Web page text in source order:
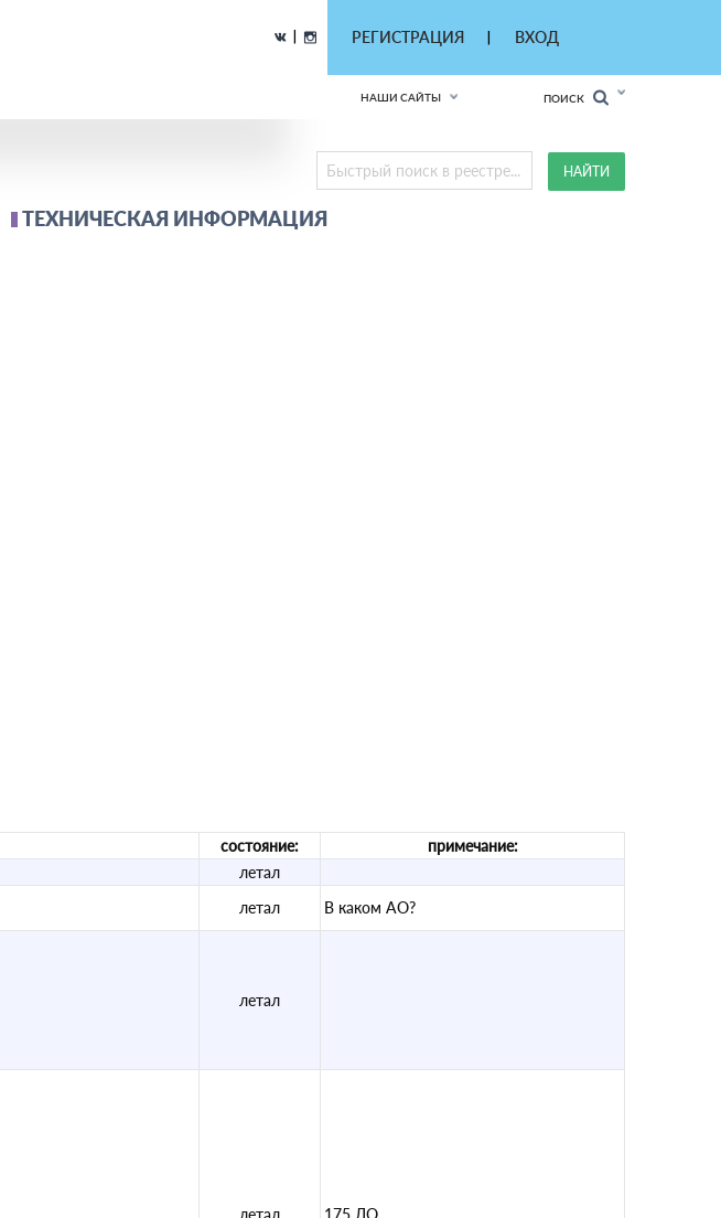
РЕГИСТРАЦИЯ ВХОД
НАШИ САЙТЫ ПОИСК
ТЕХНИЧЕСКАЯ ИНФОРМАЦИЯ
состояние:
примечание:
летал
летал В каком АО?
летал
летал 175 ЛО